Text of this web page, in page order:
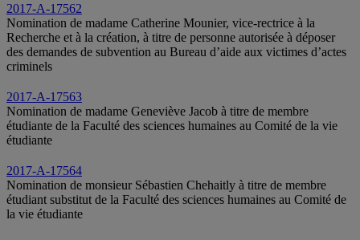
2017-A-17562
Nomination de madame Catherine Mounier, vice-rectrice à la
Recherche et à la création, à titre de personne autorisée à déposer
des demandes de subvention au Bureau d’aide aux victimes d’actes
criminels
2017-A-17563
Nomination de madame Geneviève Jacob à titre de membre
étudiante de la Faculté des sciences humaines au Comité de la vie
étudiante
2017-A-17564
Nomination de monsieur Sébastien Chehaitly à titre de membre
étudiant substitut de la Faculté des sciences humaines au Comité de
la vie étudiante